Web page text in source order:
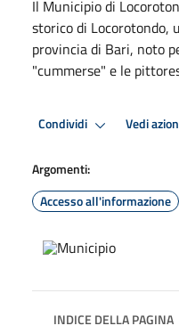
Il Municipio di
storico di Locorotondo,
provincia di Bari, noto
"cummerse" e le
Condividi Vedi
Argomenti:
Accesso all'informazione
INDICE DELLA PAGINA